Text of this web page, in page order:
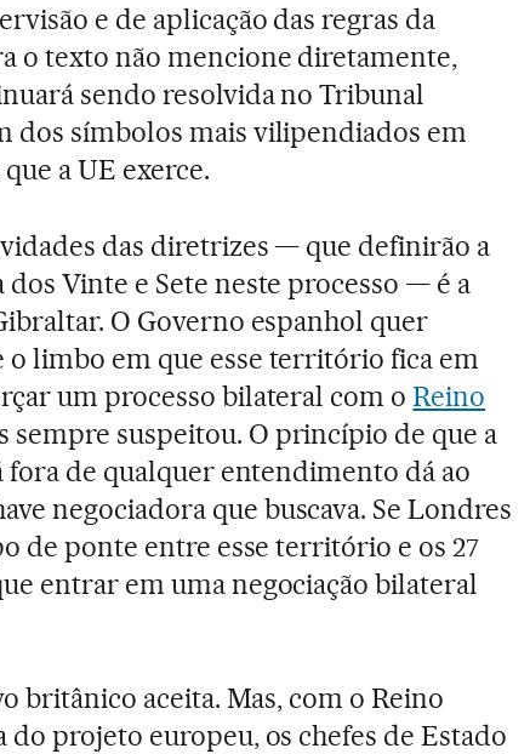
e de aplicação das regras da
o texto não mencione diretamente,
sendo resolvida no Tribunal
dos símbolos mais vilipendiados em
a UE exerce.
das diretrizes — que definirão a
Vinte e Sete neste processo — é a
O Governo espanhol quer
limbo em que esse território fica em
um processo bilateral com oReino
sempre suspeitou. O princípio de que a
de qualquer entendimento dá ao
negociadora que buscava. Se Londres
de ponte entre esse território e os 27
entrar em uma negociação bilateral
britânico aceita. Mas, com o Reino
do projeto europeu, os chefes de Estado